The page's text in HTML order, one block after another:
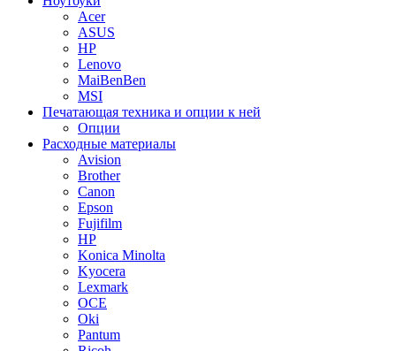
Acer
ASUS
HP
Lenovo
MaiBenBen
MSI
Печатающая техника и опции к ней
Опции
Расходные материалы
Avision
Brother
Canon
Epson
Fujifilm
HP
Konica Minolta
Kyocera
Lexmark
OCE
Oki
Pantum